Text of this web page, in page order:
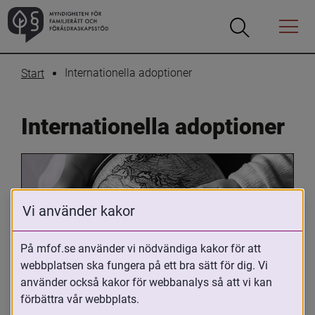
Öppna
Öppna
Menyn
Start Internationella adoptioner
Internationella adoptioner
Oavsett om du är adopterad,
adoptivförälder eller arbetar med
Vi använder kakor
På mfof.se använder vi nödvändiga kakor för att
webbplatsen ska fungera på ett bra sätt för dig. Vi
använder också kakor för webbanalys så att vi kan
förbättra vår webbplats.